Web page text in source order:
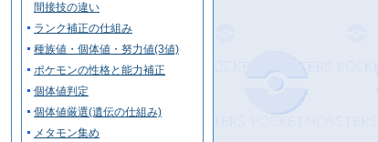
間接技の違い
ランク補正の仕組み
種族値・個体値・努力値(3値)
ポケモンの性格と能力補正
個体値判定
個体値厳選(遺伝の仕組み)
メタモン集め